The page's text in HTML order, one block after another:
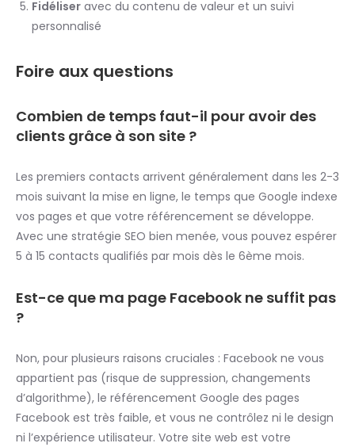
Fidéliser avec du contenu de valeur et un suivi
personnalisé
Foire aux questions
Combien de temps faut-il pour avoir des
clients grâce à son site ?
Les premiers contacts arrivent généralement dans les 2-3
mois suivant la mise en ligne, le temps que Google indexe
vos pages et que votre référencement se développe.
Avec une stratégie SEO bien menée, vous pouvez espérer
5 à 15 contacts qualifiés par mois dès le 6ème mois.
Est-ce que ma page Facebook ne suffit pas
?
Non, pour plusieurs raisons cruciales : Facebook ne vous
appartient pas (risque de suppression, changements
d’algorithme), le référencement Google des pages
Facebook est très faible, et vous ne contrôlez ni le design
ni l’expérience utilisateur. Votre site web est votre